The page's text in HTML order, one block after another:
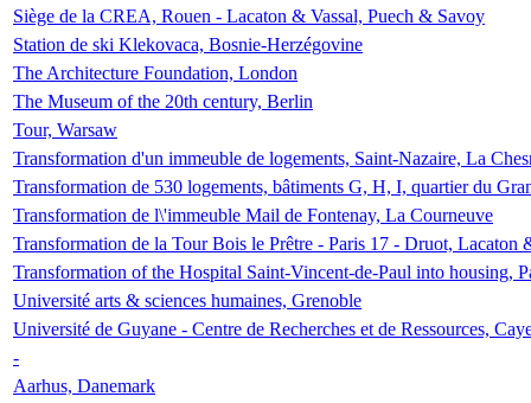
Siège de la CREA, Rouen - Lacaton & Vassal, Puech & Savoy
Station de ski Klekovaca, Bosnie-Herzégovine
The Architecture Foundation, London
The Museum of the 20th century, Berlin
Tour, Warsaw
Transformation d'un immeuble de logements, Saint-Nazaire, La
Transformation de 530 logements, bâtiments G, H, I, quartier du
Transformation de l\'immeuble Mail de Fontenay, La Courneuve
Transformation de la Tour Bois le Prêtre - Paris 17 - Druot, Lacaton
Transformation of the Hospital Saint-Vincent-de-Paul into housing,
Université arts & sciences humaines, Grenoble
Université de Guyane - Centre de Recherches et de Ressources,
-
Aarhus, Danemark